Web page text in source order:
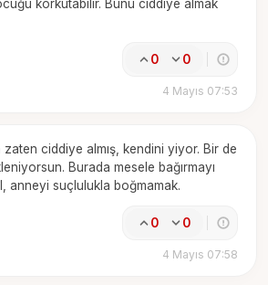
korkutabilir. Bunu ciddiye almak
0 0
4 Mayıs 07:53
zaten ciddiye almış, kendini yiyor. Bir de
Burada mesele bağırmayı
anneyi suçlulukla boğmamak.
0 0
4 Mayıs 07:58